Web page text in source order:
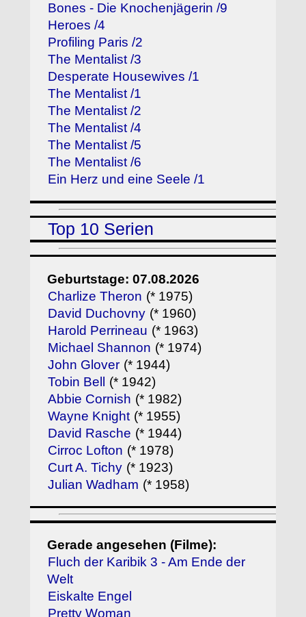
Bones - Die Knochenjägerin /9
Heroes /4
Profiling Paris /2
The Mentalist /3
Desperate Housewives /1
The Mentalist /1
The Mentalist /2
The Mentalist /4
The Mentalist /5
The Mentalist /6
Ein Herz und eine Seele /1
Top 10 Serien
Geburtstage: 07.08.2026
Charlize Theron (* 1975)
David Duchovny (* 1960)
Harold Perrineau (* 1963)
Michael Shannon (* 1974)
John Glover (* 1944)
Tobin Bell (* 1942)
Abbie Cornish (* 1982)
Wayne Knight (* 1955)
David Rasche (* 1944)
Cirroc Lofton (* 1978)
Curt A. Tichy (* 1923)
Julian Wadham (* 1958)
Gerade angesehen (Filme):
Fluch der Karibik 3 - Am Ende der
Welt
Eiskalte Engel
Pretty Woman